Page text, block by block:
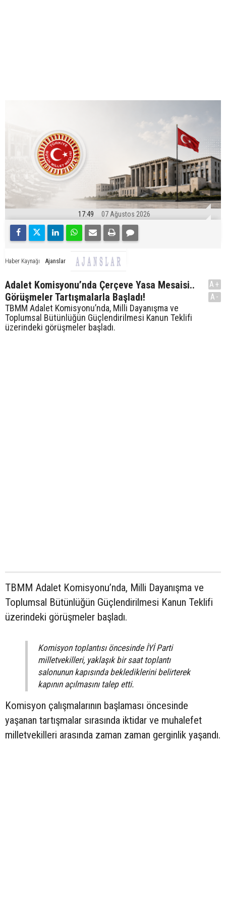
17:49 07 Ağustos 2026
Haber Kaynağı Ajanslar
Adalet Komisyonu’nda Çerçeve Yasa Mesaisi..
Görüşmeler Tartışmalarla Başladı!
TBMM Adalet Komisyonu’nda, Milli Dayanışma ve
Toplumsal Bütünlüğün Güçlendirilmesi Kanun Teklifi
üzerindeki görüşmeler başladı.
A+
A-
TBMM Adalet Komisyonu’nda, Milli Dayanışma ve
Toplumsal Bütünlüğün Güçlendirilmesi Kanun Teklifi
üzerindeki görüşmeler başladı.
Komisyon toplantısı öncesinde İYİ Parti
milletvekilleri, yaklaşık bir saat toplantı
salonunun kapısında beklediklerini belirterek
kapının açılmasını talep etti.
Komisyon çalışmalarının başlaması öncesinde
yaşanan tartışmalar sırasında iktidar ve muhalefet
milletvekilleri arasında zaman zaman gerginlik yaşandı.